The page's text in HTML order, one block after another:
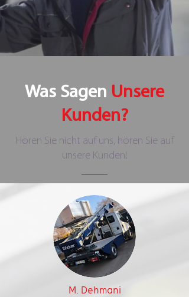
Was Sagen Unsere
Kunden?
Hören Sie nicht auf uns, hören Sie auf
unsere Kunden!
M. Dehmani